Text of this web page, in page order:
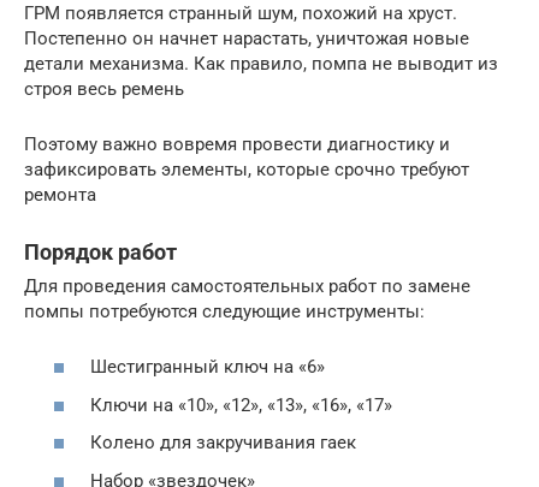
ГРМ появляется странный шум, похожий на хруст.
Постепенно он начнет нарастать, уничтожая новые
детали механизма. Как правило, помпа не выводит из
строя весь ремень
Поэтому важно вовремя провести диагностику и
зафиксировать элементы, которые срочно требуют
ремонта
Порядок работ
Для проведения самостоятельных работ по замене
помпы потребуются следующие инструменты:
Шестигранный ключ на «6»
Ключи на «10», «12», «13», «16», «17»
Колено для закручивания гаек
Набор «звездочек»